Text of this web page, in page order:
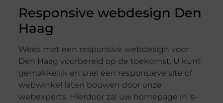
Responsive webdesign Den
Haag
Wees met een responsive webdesign voor
Den Haag voorbereid op de toekomst. U kunt
gemakkelijk en snel een responsieve site of
webwinkel laten bouwen door onze
webexperts. Hierdoor zal uw homepage in ‘s-